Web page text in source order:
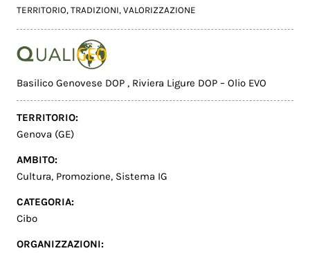
TERRITORIO,TRADIZIONI,VALORIZZAZIONE
Basilico Genovese DOP, Riviera Ligure DOP – Olio EVO
TERRITORIO:
Genova (GE)
AMBITO:
Cultura, Promozione, Sistema IG
CATEGORIA:
Cibo
ORGANIZZAZIONI: